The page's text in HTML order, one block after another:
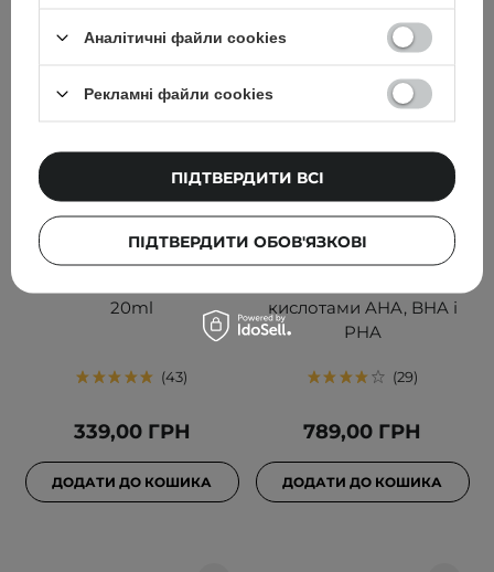
Natural Secrets -
Тонізуючий
20ml
43
339,00 ГРН
ДОДАТИ ДО КОШИКА
Some By Mi - AHA BHA
PHA 30 Days Miracle
кислотами AHA, BHA і
PHA
29
789,00 ГРН
ДОДАТИ ДО КОШИКА
Аналітичні файли cookies
Рекламні файли cookies
ПІДТВЕРДИТИ ОБОВ'ЯЗКОВІ
ПІДТВЕРДИТИ ВСІ